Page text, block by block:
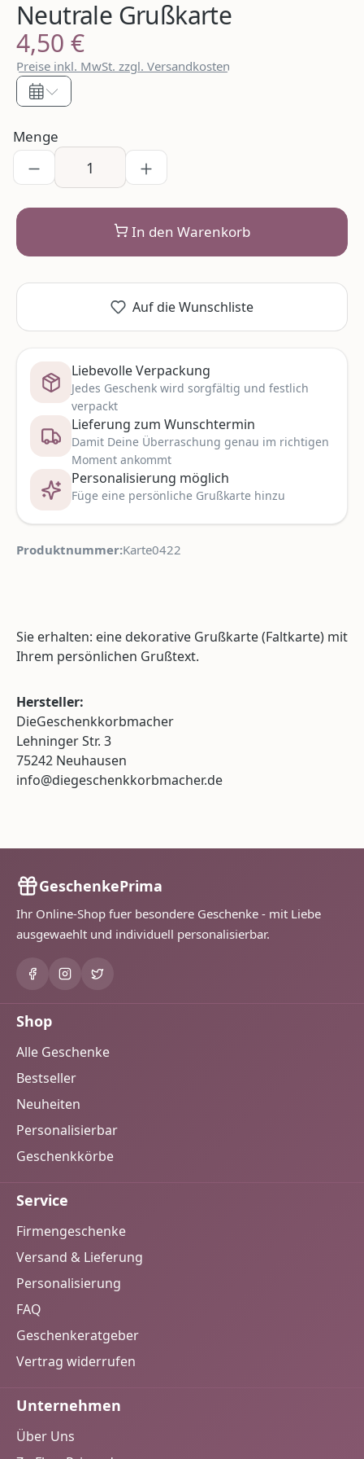
Neutrale Grußkarte
Regulärer Preis:
4,50 €
Preise inkl. MwSt. zzgl. Versandkosten
Menge
In den Warenkorb
Auf die Wunschliste
Liebevolle Verpackung
Jedes Geschenk wird sorgfältig und festlich
verpackt
Lieferung zum Wunschtermin
Damit Deine Überraschung genau im richtigen
Moment ankommt
Personalisierung möglich
Füge eine persönliche Grußkarte hinzu
Produktnummer:Karte0422
Sie erhalten: eine dekorative Grußkarte (Faltkarte) mit
Ihrem persönlichen Grußtext.
Hersteller:
DieGeschenkkorbmacher
Lehninger Str. 3
75242 Neuhausen
info@diegeschenkkorbmacher.de
GeschenkePrima
Ihr Online-Shop fuer besondere Geschenke - mit Liebe
ausgewaehlt und individuell personalisierbar.
Shop
Alle Geschenke
Bestseller
Neuheiten
Personalisierbar
Geschenkkörbe
Service
Firmengeschenke
Versand & Lieferung
Personalisierung
FAQ
Geschenkeratgeber
Vertrag widerrufen
Unternehmen
Über Uns